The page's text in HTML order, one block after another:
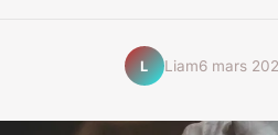
L Liam6 mars